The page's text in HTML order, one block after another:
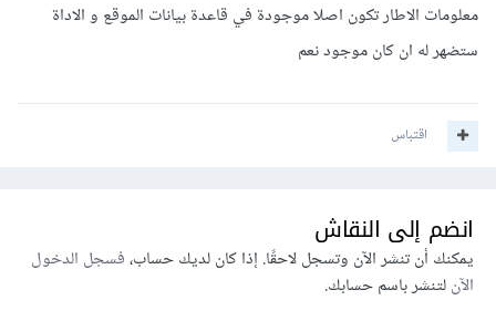
معلومات الاطار تكون اصلا موجودة في قاعدة بيانات الموقع و الاداة
ستضهر له ان كان موجود نعم
اقتباس
انضم إلى النقاش
يمكنك أن تنشر الآن وتسجل لاحقًا. إذا كان لديك حساب،فسجل الدخول
الآنلتنشر باسم حسابك.